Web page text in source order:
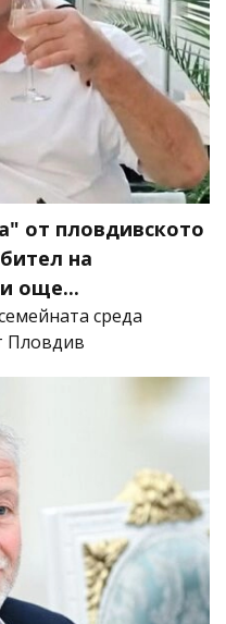
от пловдивското
на
още...
среда
Пловдив